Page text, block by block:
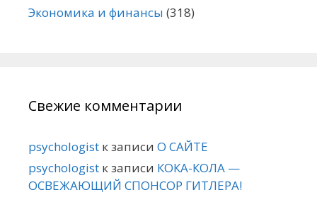
Экономика и финансы (318)
Свежие комментарии
psychologist к записи О САЙТЕ
psychologist к записи КОКА-КОЛА —
ОСВЕЖАЮЩИЙ СПОНСОР ГИТЛЕРА!